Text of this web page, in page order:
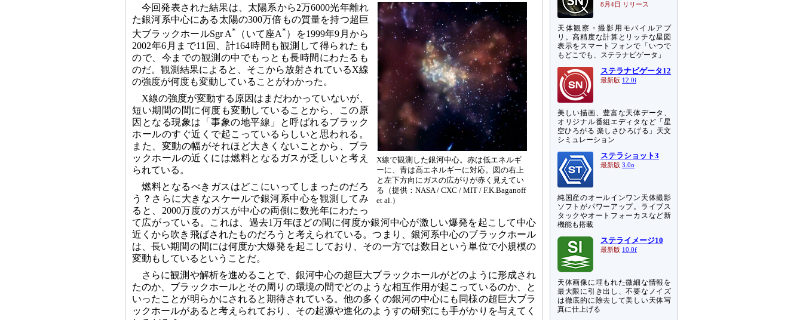
X線で観測した銀河中心。赤は低エネルギ
ーに、青は高エネルギーに対応。図の右上
と左下方向にガスの広がりが赤く見えてい
る（提供：NASA / CXC / MIT / F.K.Baganoff
et al.）
今回発表された結果は、太陽系から2万6000光年離れ
た銀河系中心にある太陽の300万倍もの質量を持つ超巨
大ブラックホールSgr A* （いて座A* ）を1999年9月から
2002年6月まで11回、計164時間も観測して得られたも
ので、今までの観測の中でもっとも長時間にわたるも
のだ。観測結果によると、そこから放射されているX線
の強度が何度も変動していることがわかった。
X線の強度が変動する原因はまだわかっていないが、
短い期間の間に何度も変動していることから、この原
因となる現象は「事象の地平線」と呼ばれるブラック
ホールのすぐ近くで起こっているらしいと思われる。
また、変動の幅がそれほど大きくないことから、ブラ
ックホールの近くには燃料となるガスが乏しいと考え
られている。
燃料となるべきガスはどこにいってしまったのだろ
う？さらに大きなスケールで銀河系中心を観測してみ
ると、2000万度のガスが中心の両側に数光年にわたっ
て広がっている。これは、過去1万年ほどの間に何度か銀河中心が激しい爆発を起こして中心
近くから吹き飛ばされたものだろうと考えられている。つまり、銀河系中心のブラックホール
は、長い期間の間には何度か大爆発を起こしており、その一方では数日という単位で小規模の
変動もしているということだ。
さらに観測や解析を進めることで、銀河中心の超巨大ブラックホールがどのように形成され
たのか、ブラックホールとその周りの環境の間でどのような相互作用が起こっているのか、と
いったことが明らかにされると期待されている。他の多くの銀河の中心にも同様の超巨大ブラ
ックホールがあると考えられており、その起源や進化のようすの研究にも手がかりを与えてく
8月4日 リリース
天体観察・撮影用モバイルアプ
リ。高精度な計算とリッチな星図
表示をスマートフォンで「いつで
もどこでも、ステラナビゲータ」
ステラナビゲータ12
最新版 12.0i
美しい描画、豊富な天体データ、
オリジナル番組エディタなど「星
空ひろがる 楽しさひろげる」天文
シミュレーション
ステラショット3
最新版 3.0o
純国産のオールインワン天体撮影
ソフトがパワーアップ。ライブス
タックやオートフォーカスなど新
機能も搭載
ステライメージ10
最新版 10.0f
天体画像に埋もれた微細な情報を
最大限に引き出し、不要なノイズ
は徹底的に除去して美しい天体写
真に仕上げる